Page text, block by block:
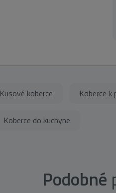
Kusové koberce Koberce k
Koberce do kuchyne
Podobné